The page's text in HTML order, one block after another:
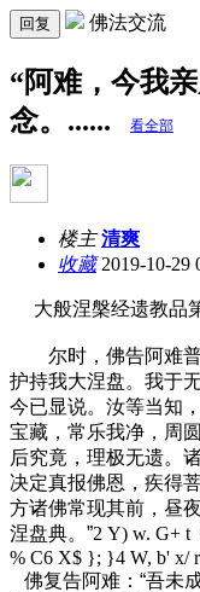
回复 佛法交流
“阿难，今我
念。......
看全部
楼主 清爽
收藏2019-10-29
大般涅槃经遗教品
尔时，佛告阿难普
护持我大涅盘。我于
今已显说。汝等当知
宝藏，常乐我净，周
后究竟，理极无遗。
决定真报佛恩，疾得
方诸佛常现其前，昼
涅盘典。”2 Y) w. G+ t
% C6 X$ }; }4 W, b' x/
佛复告阿难：“吾未